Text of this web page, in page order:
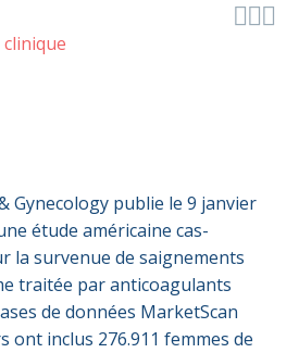

Gynecology publie le 9 janvier
étude américaine cas-
la survenue de saignements
traitée par anticoagulants
de données MarketScan
ont inclus 276.911 femmes de